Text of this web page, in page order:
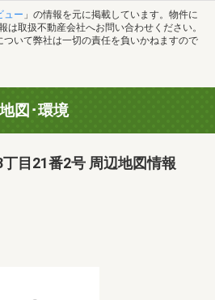
ュー 」の情報を元に掲載しています。物件に
は取扱不動産会社へお問い合わせください。
いて弊社は一切の責任を負いかねますので
地図･環境
目21番2号 周辺地図情報